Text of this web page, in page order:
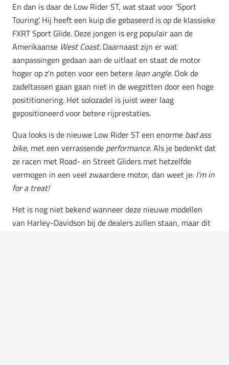
En dan is daar de Low Rider ST, wat staat voor ‘Sport
Touring’. Hij heeft een kuip die gebaseerd is op de klassieke
FXRT Sport Glide. Deze jongen is erg populair aan de
Amerikaanse West Coast. Daarnaast zijn er wat
aanpassingen gedaan aan de uitlaat en staat de motor
hoger op z’n poten voor een betere lean angle. Ook de
zadeltassen gaan gaan niet in de wegzitten door een hoge
posititionering. Het solozadel is juist weer laag
gepositioneerd voor betere rijprestaties.
Qua looks is de nieuwe Low Rider ST een enorme bad ass
bike, met een verrassende performance.Als je bedenkt dat
ze racen met Road- en Street Gliders met hetzelfde
vermogen in een veel zwaardere motor, dan weet je: I’m in
for a treat!
Het is nog niet bekend wanneer deze nieuwe modellen
van Harley-Davidson bij de dealers zullen staan, maar dit